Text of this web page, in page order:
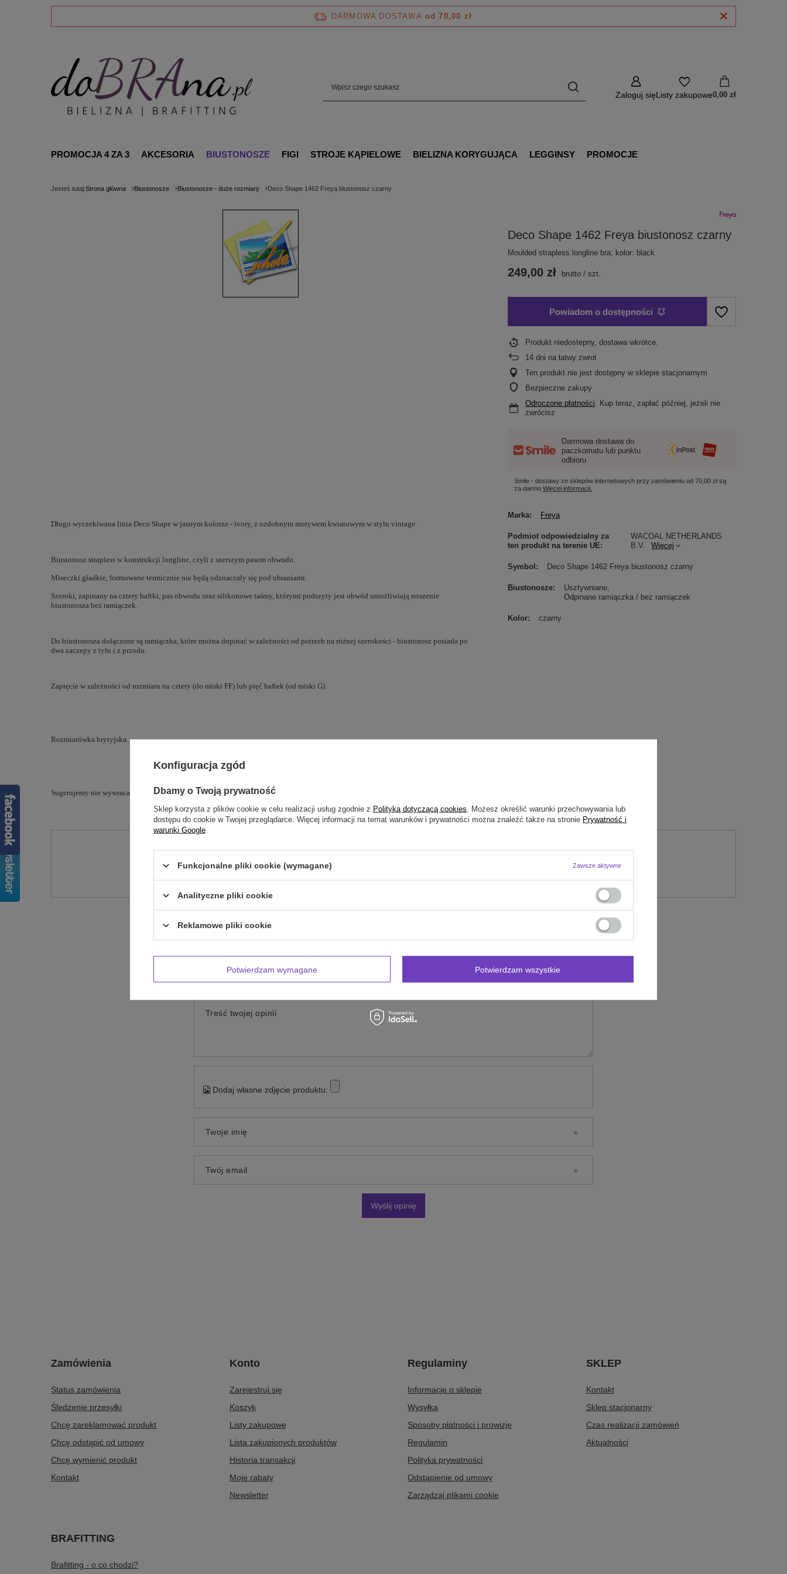
DARMOWA DOSTAWA od 70,00 zł
Zaloguj sięListy zakupowe0,00 zł
PROMOCJA 4 ZA 3 AKCESORIA BIUSTONOSZE FIGI STROJE KĄPIELOWE BIELIZNA KORYGUJĄCA LEGGINSY PROMOCJE
Jesteś tutaj:Strona główna Biustonosze Biustonosze - duże rozmiary Deco Shape 1462 Freya biustonosz czarny
Deco Shape 1462 Freya biustonosz czarny
Moulded strapless longline bra; kolor: black
249,00 zł brutto /szt.
Powiadom o dostępności
Produkt niedostepny, dostawa wkrótce
14 dni na łatwy zwrot
Ten produkt nie jest dostępny w sklepie stacjonarnym
Bezpieczne zakupy
Odroczone płatności. Kup teraz, zapłać później, jeżeli nie
zwrócisz
Darmowa dostawa do
paczkomatu lub punktu
odbioru
Smile - dostawy ze sklepów internetowych przy zamówieniu od70,00 złsą
za darmoWięcej informacji.
Długo wyczekiwana linia Deco Shape w jasnym kolorze - ivory, z ozdobnym motywem kwiatowym w stylu vintage.
Biustonosz strapless w konstrukcji longline, czyli z szerszym pasem obwodu.
Miseczki gładkie, formowane termicznie nie będą odznaczały się pod ubraniami.
Szeroki, zapinany na cztery haftki, pas obwodu oraz silikonowe taśmy, którymi podszyty jest obwód umożliwiają noszenie
biustonosza bez ramiączek.
Do biustonosza dołączone są ramiączka, które można dopinać w zależności od potrzeb na różnej szerokości - biustonosz posiada po
dwa zaczepy z tyłu i z przodu.
Zapięcie w zależności od rozmiaru na cztery (do miski FF) lub pięć haftek (od miski G).
Rozmiarówka brytyjska.
Sugerujemy nie wywracać miseczek na drugą stronę, czyli nie wkładać ich jedna w drugą, gdyż może powodować to ich deformację.
Marka Freya
Podmiot odpowiedzialny za
ten produkt na terenie UE
WACOAL NETHERLANDS
B.V.
Więcej
Symbol Deco Shape 1462 Freya biustonosz czarny
Biustonosze
Usztywniane
Odpinane ramiączka / bez ramiączek
Kolor czarny
Zadaj pytanie a my odpowiemy niezwłocznie, najciekawsze pytania i odpowiedzi
Twoja ocena:
Treść twojej opinii
Dodaj własne zdjęcie produktu:
Twoje imię
Twój email
Wyślij opinię
Zamówienia
Status zamówienia
Śledzenie przesyłki
Chcę zareklamować produkt
Chcę odstąpić od umowy
Chcę wymienić produkt
Kontakt
Konto
Zarejestruj się
Koszyk
Listy zakupowe
Lista zakupionych produktów
Historia transakcji
Moje rabaty
Newsletter
Regulaminy
Informacje o sklepie
Wysyłka
Sposoby płatności i prowizje
Regulamin
Polityka prywatności
Odstąpienie od umowy
Zarządzaj plikami cookie
SKLEP
Kontakt
Sklep stacjonarny
Czas realizacji zamówień
Aktualności
BRAFITTING
Brafitting - o co chodzi?
Konfiguracja zgód
Dbamy o Twoją prywatność
Sklep korzysta z plików cookie w celu realizacji usług zgodnie z Polityką dotyczącą cookies . Możesz określić warunki przechowywania lub
dostępu do cookie w Twojej przeglądarce. Więcej informacji na temat warunków i prywatności można znaleźć także na stronie Prywatność i
warunki Google
Funkcjonalne pliki cookie (wymagane) Zawsze aktywne
Analityczne pliki cookie
Reklamowe pliki cookie
Potwierdzam wymagane Potwierdzam wszystkie